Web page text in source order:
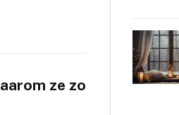
ze zo